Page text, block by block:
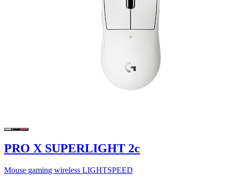
PRO X SUPERLIGHT 2c
Mouse gaming wireless LIGHTSPEED